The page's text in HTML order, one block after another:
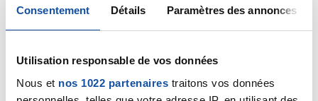
Consentement Détails Paramètres des annonces
Utilisation responsable de vos données
Nous et nos 1022 partenaires traitons vos données
Dr A.Marceau